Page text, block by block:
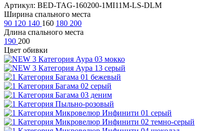
Артикул: BED-TAG-160200-1MI11M-LS-DLM
Ширина спального места
90 120 140 160 180 200
Длина спального места
190 200
Цвет обивки